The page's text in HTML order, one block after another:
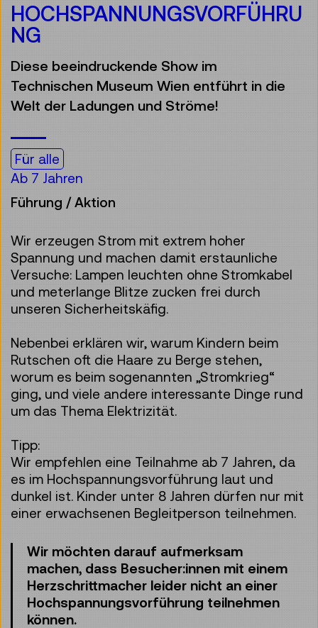
HOCHSPANNUNGSVORFÜHRU
NG
Diese beeindruckende Show im
Technischen Museum Wien entführt in die
Welt der Ladungen und Ströme!
Für alle
Ab 7 Jahren
Führung / Aktion
Wir erzeugen Strom mit extrem hoher
Spannung und machen damit erstaunliche
Versuche: Lampen leuchten ohne Stromkabel
und meterlange Blitze zucken frei durch
unseren Sicherheitskäfig.
Nebenbei erklären wir, warum Kindern beim
Rutschen oft die Haare zu Berge stehen,
worum es beim sogenannten „Stromkrieg“
ging, und viele andere interessante Dinge rund
um das Thema Elektrizität.
Tipp:
Wir empfehlen eine Teilnahme ab 7 Jahren, da
es im Hochspannungsvorführung laut und
dunkel ist. Kinder unter 8 Jahren dürfen nur mit
einer erwachsenen Begleitperson teilnehmen.
Wir möchten darauf aufmerksam
machen, dass Besucher:innen mit einem
Herzschrittmacher leider nicht an einer
Hochspannungsvorführung teilnehmen
können.